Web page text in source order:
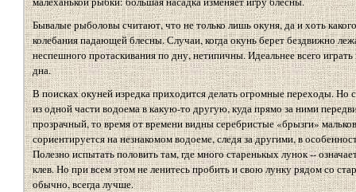
Бывалые рыболовы считают, что не только лишь окуня, да и хоть
колебания падающей блесны. Случаи, когда окунь берет бездвижно
неспешного протаскивания по дну, нетипичны. Идеальнее всего
дна.
В поисках окуней изредка приходится делать огромные переходы. Но
из одной части водоема в какую-то другую, куда прямо за ними
прозрачный, то время от времени видны серебристые «брызги»
сориентируется на незнакомом водоеме, следя за другими, в
Полезно испытать половить там, где много старенькых лунок --
клев. Но при всем этом не ленитесь пробить и свою лунку рядом со
обычно, всегда лучше.